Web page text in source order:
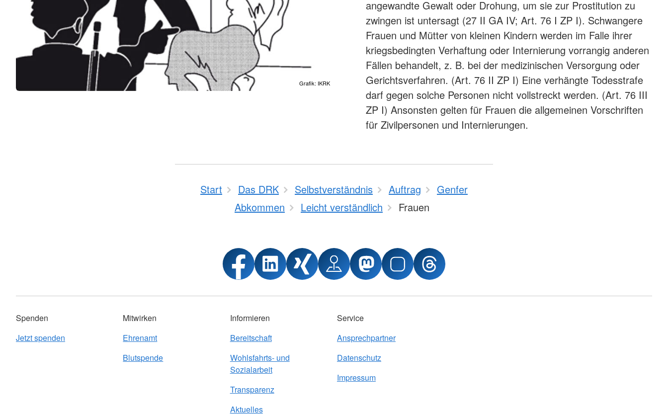
Grafik: IKRK
angewandte Gewalt oder Drohung, um sie zur Prostitution zu
zwingen ist untersagt (27 II GA IV; Art. 76 I ZP I). Schwangere
Frauen und Mütter von kleinen Kindern werden im Falle ihrer
kriegsbedingten Verhaftung oder Internierung vorrangig anderen
Fällen behandelt, z. B. bei der medizinischen Versorgung oder
Gerichtsverfahren. (Art. 76 II ZP I) Eine verhängte Todesstrafe
darf gegen solche Personen nicht vollstreckt werden. (Art. 76 III
ZP I) Ansonsten gelten für Frauen die allgemeinen Vorschriften
für Zivilpersonen und Internierungen.
Start Das DRK Selbstverständnis Auftrag
Genfer
Abkommen
Leicht verständlich Frauen
Spenden
Jetzt spenden
Mitwirken
Ehrenamt
Blutspende
Informieren
Bereitschaft
Wohlsfahrts- und
Sozialarbeit
Transparenz
Aktuelles
Service
Ansprechpartner
Datenschutz
Impressum